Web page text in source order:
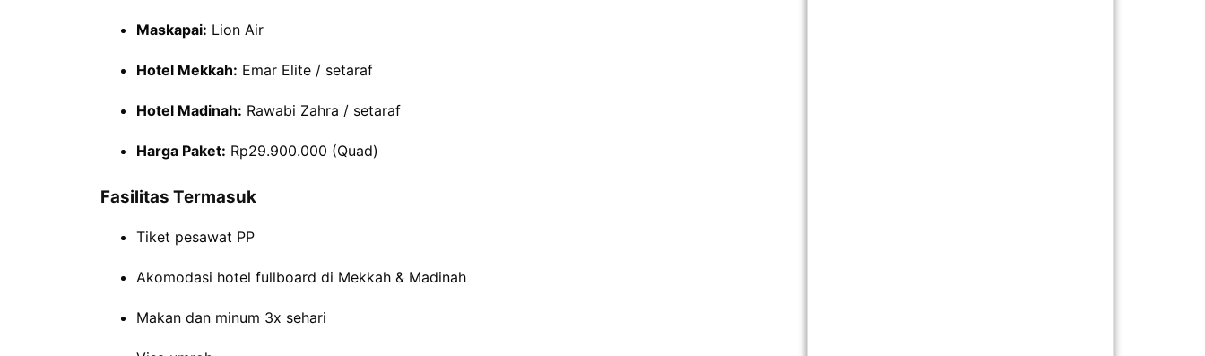
Maskapai: Lion Air
Hotel Mekkah: Emar Elite / setaraf
Hotel Madinah: Rawabi Zahra / setaraf
Harga Paket: Rp29.900.000 (Quad)
Fasilitas Termasuk
Tiket pesawat PP
Akomodasi hotel fullboard di Mekkah & Madinah
Makan dan minum 3x sehari